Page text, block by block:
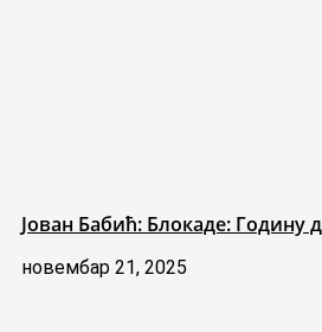
Јован Бабић: Блокаде: Годину
новембар 21, 2025